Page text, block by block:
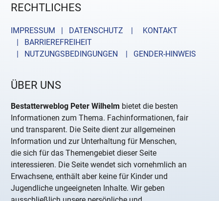
RECHTLICHES
IMPRESSUM | DATENSCHUTZ |
KONTAKT
| BARRIEREFREIHEIT
| NUTZUNGSBEDINGUNGEN
| GENDER-HINWEIS
ÜBER UNS
Bestatterweblog Peter Wilhelm bietet die besten
Informationen zum Thema. Fachinformationen, fair
und transparent. Die Seite dient zur allgemeinen
Information und zur Unterhaltung für Menschen,
die sich für das Themengebiet dieser Seite
interessieren. Die Seite wendet sich vornehmlich an
Erwachsene, enthält aber keine für Kinder und
Jugendliche ungeeigneten Inhalte. Wir geben